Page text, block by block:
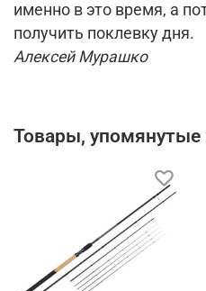
именно в это время, а
получить поклевку дня.
Алексей Мурашко
Товары, упомянутые